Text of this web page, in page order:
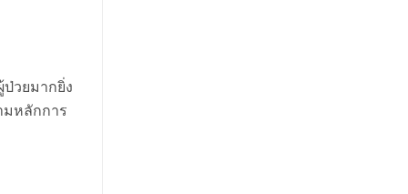
ป่วยมากยิ่ง
มหลักการ